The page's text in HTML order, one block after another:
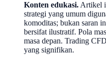
Konten edukasi. Artikel
strategi yang umum
komoditas; bukan saran
bersifat ilustratif. Pola
masa depan. Trading
yang signifikan.